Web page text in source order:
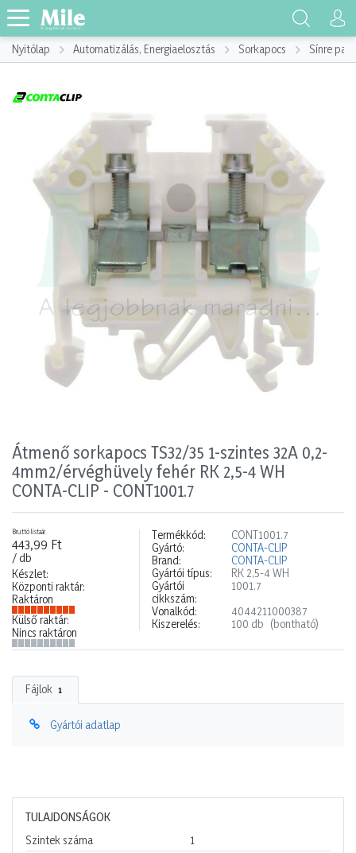
Nyitólap Automatizálás, Energiaelosztás Sorkapocs Sínre
Átmenő sorkapocs TS32/35 1-szintes 32A 0,2-
4mm2/érvéghüvely fehér RK 2,5-4 WH
CONTA-CLIP - CONT1001.7
Bruttó listaár
443,99 Ft
/ db
Készlet:
Központi raktár:
Raktáron
Külső raktár:
Nincs raktáron
Termékkód:
CONT1001.7
Gyártó:
CONTA-CLIP
Brand:
CONTA-CLIP
Gyártói típus:
RK 2,5-4 WH
Gyártói
cikkszám:
1001.7
Vonalkód:
4044211000387
Kiszerelés:
100 db (bontható)
Fájlok 1
Gyártói adatlap
TULAJDONSÁGOK
Szintek száma
1